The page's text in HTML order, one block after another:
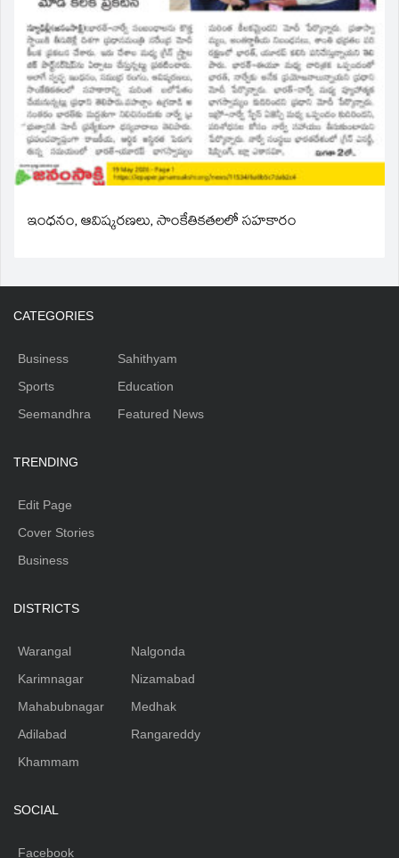
ఇంధనం, ఆవిష్కరణలు, సాంకేతికతలలో సహకారం
CATEGORIES
Business
Sports
Seemandhra
Sahithyam
Education
Featured News
TRENDING
Edit Page
Cover Stories
Business
DISTRICTS
Warangal
Karimnagar
Mahabubnagar
Adilabad
Khammam
Nalgonda
Nizamabad
Medhak
Rangareddy
SOCIAL
Facebook